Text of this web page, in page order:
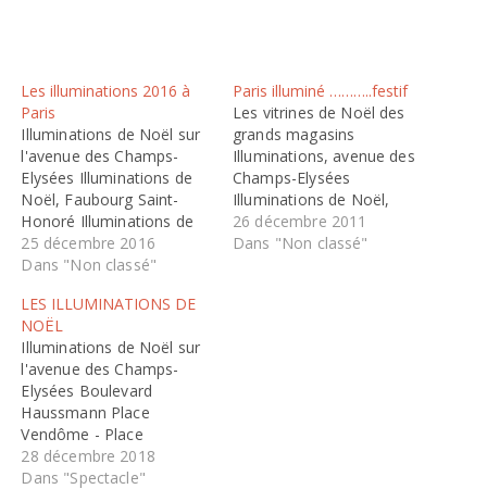
Les illuminations 2016 à
Paris
Illuminations de Noël sur
l'avenue des Champs-
Elysées Illuminations de
Noël, Faubourg Saint-
Honoré Illuminations de
Noël, place Vendôme et
alentours Illuminations de
Montaigne Illuminations
de Noël, Forum des
Halles Illuminations de
Noël à Bercy Village
Illuminations de Noël au
Viaduc des Arts
25 décembre 2016
Dans "Non classé"
Paris illuminé ………..festif
Les vitrines de Noël des
grands magasins
Illuminations, avenue des
Champs-Elysées
Illuminations de Noël,
avenue Montaigne
Illuminations-bercy-village
26 décembre 2011
Dans "Non classé"
LES ILLUMINATIONS DE
NOËL
Illuminations de Noël sur
l'avenue des Champs-
Elysées Boulevard
Haussmann Place
Vendôme - Place
Vendôme, Paris Bercy
Village - Cour Saint-
28 décembre 2018
Dans "Spectacle"